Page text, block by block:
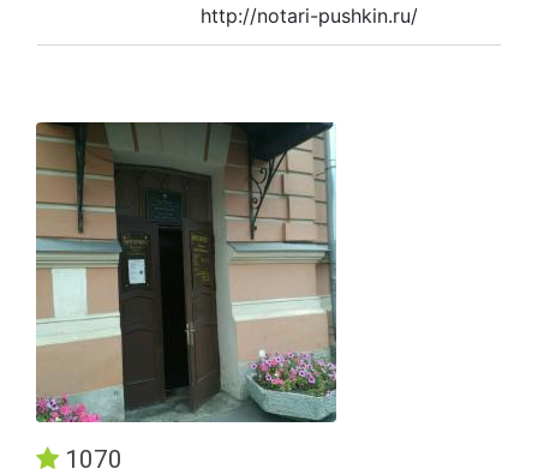
http://notari-pushkin.ru/
1070